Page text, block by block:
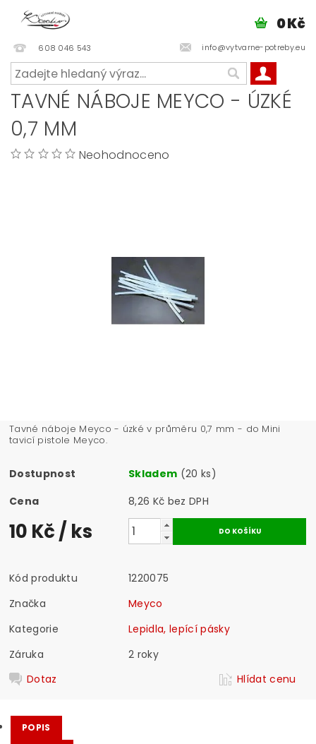
608 046 543 info@vytvarne-potreby.eu
0 Kč
TAVNÉ NÁBOJE MEYCO - ÚZKÉ
0,7 MM
Neohodnoceno
Tavné náboje Meyco - úzké v průměru 0,7 mm - do Mini
tavicí pistole Meyco.
Dostupnost Skladem (20 ks)
Cena
8,26 Kč bez DPH
10 Kč/ ks
Kód produktu
1220075
Značka
Meyco
Kategorie
Lepidla, lepící pásky
Záruka
2 roky
Dotaz
Hlídat cenu
POPIS